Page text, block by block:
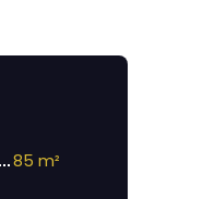
85 m²